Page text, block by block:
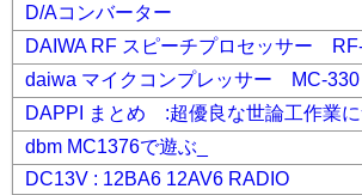
D/Aコンバーター
DAIWA RF スピーチプロセッサー
daiwa マイクコンプレッサー MC-330
DAPPI まとめ :超優良な世論工作業に
dbm MC1376で遊ぶ_
DC13V : 12BA6 12AV6 RADIO